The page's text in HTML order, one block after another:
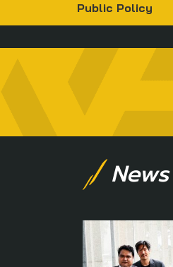
Public Policy
News